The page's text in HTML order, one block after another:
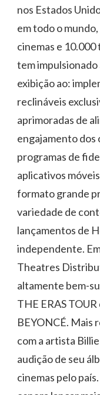
nos Estados
em todo o
cinemas e
tem impulsionado
exibição ao:
reclináveis
aprimoradas de
engajamento dos
programas de
aplicativos
formato grande
variedade de
lançamentos de
independente.
Theatres
altamente bem-
THE ERAS
BEYONCÉ. Mais
com a artista
audição de seu
cinemas pelo